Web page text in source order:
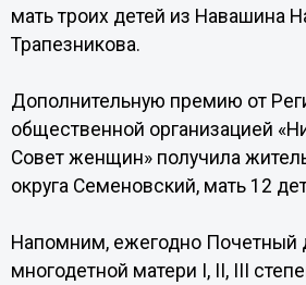
мать троих детей из Навашина
Трапезникова.
Дополнительную премию от
общественной организацией
Совет женщин» получила
округа Семеновский, мать 12
Напомним, ежегодно Почетный
многодетной матери I, II, III